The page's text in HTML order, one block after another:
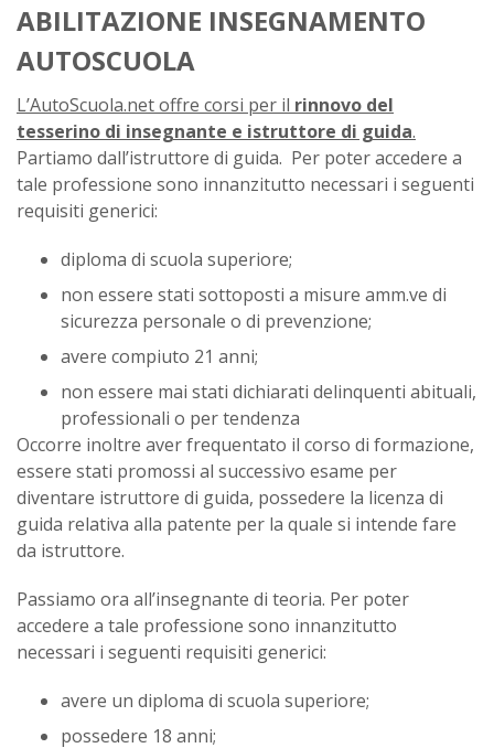
ABILITAZIONE INSEGNAMENTO
AUTOSCUOLA
L’AutoScuola.net offre corsi per il rinnovo del
tesserino di insegnante e istruttore di guida.
Partiamo dall’istruttore di guida. Per poter accedere a
tale professione sono innanzitutto necessari i seguenti
requisiti generici:
diploma di scuola superiore;
non essere stati sottoposti a misure amm.ve di
sicurezza personale o di prevenzione;
avere compiuto 21 anni;
non essere mai stati dichiarati delinquenti abituali,
professionali o per tendenza
Occorre inoltre aver frequentato il corso di formazione,
essere stati promossi al successivo esame per
diventare istruttore di guida, possedere la licenza di
guida relativa alla patente per la quale si intende fare
da istruttore.
Passiamo ora all’insegnante di teoria. Per poter
accedere a tale professione sono innanzitutto
necessari i seguenti requisiti generici:
avere un diploma di scuola superiore;
possedere 18 anni;